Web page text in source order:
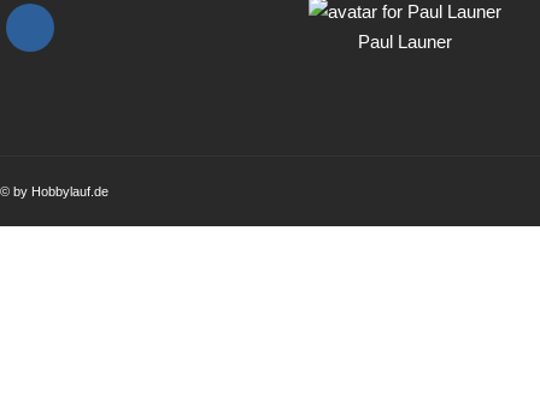
Paul Launer
© by Hobbylauf.de